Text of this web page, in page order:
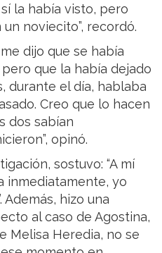
la había visto, pero
noviecito”, recordó.
dijo que se había
que la había dejado
durante el día, hablaba
Creo que lo hacen
dos sabían
opinó.
sostuvo: “A mí
inmediatamente, yo
hizo una
al caso de Agostina,
Melisa Heredia, no se